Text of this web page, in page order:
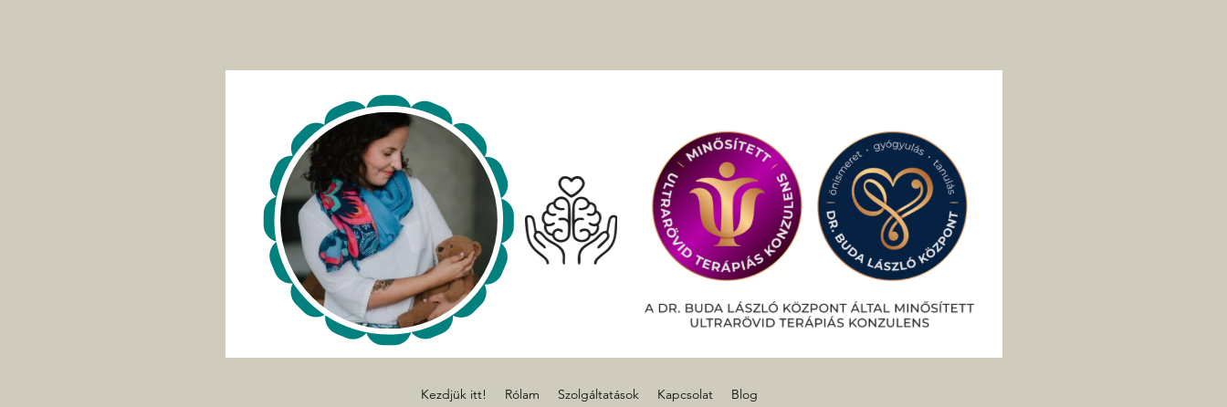
Kezdjük itt! Rólam Szolgáltatások Kapcsolat Blog